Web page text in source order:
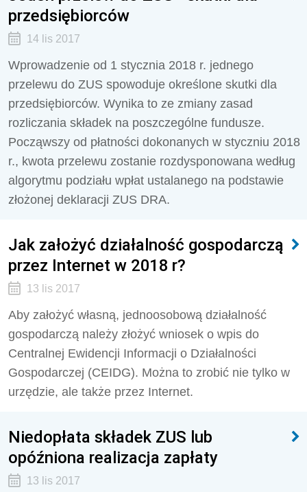
przedsiębiorców
14 lis 2017
Wprowadzenie od 1 stycznia 2018 r. jednego
przelewu do ZUS spowoduje określone skutki dla
przedsiębiorców. Wynika to ze zmiany zasad
rozliczania składek na poszczególne fundusze.
Począwszy od płatności dokonanych w styczniu 2018
r., kwota przelewu zostanie rozdysponowana według
algorytmu podziału wpłat ustalanego na podstawie
złożonej deklaracji ZUS DRA.
Jak założyć działalność gospodarczą
przez Internet w 2018 r?
13 lis 2017
Aby założyć własną, jednoosobową działalność
gospodarczą należy złożyć wniosek o wpis do
Centralnej Ewidencji Informacji o Działalności
Gospodarczej (CEIDG). Można to zrobić nie tylko w
urzędzie, ale także przez Internet.
Niedopłata składek ZUS lub
opóźniona realizacja zapłaty
13 lis 2017